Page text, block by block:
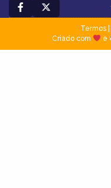
Termos|
Criado com
e